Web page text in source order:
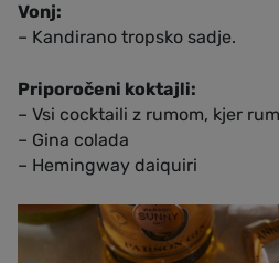
Vonj:
– Kandirano tropsko sadje.
Priporočeni koktajli:
– Vsi cocktaili z rumom, kjer
– Gina colada
– Hemingway daiquiri